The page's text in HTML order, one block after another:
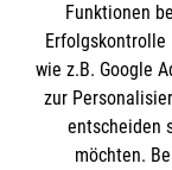
A-Z
Presse
Impressum
Datenschutz
Die
Funktionen
Erfolgskontrolle
wie z.B. Google
zur
entscheiden
möchten.